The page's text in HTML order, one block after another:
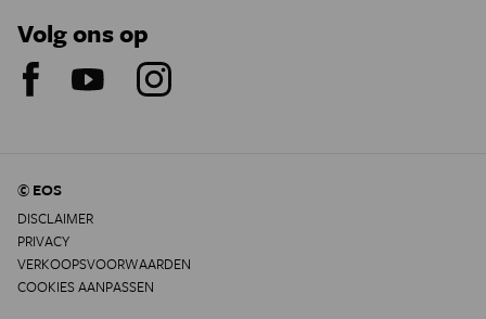
Volg ons op
© EOS
DISCLAIMER
PRIVACY
VERKOOPSVOORWAARDEN
COOKIES AANPASSEN